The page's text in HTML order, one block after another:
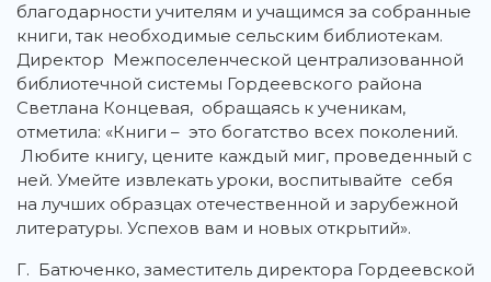
благодарности учителям и учащимся за собранные
книги, так необходимые сельским библиотекам.
Директор Межпоселенческой централизованной
библиотечной системы Гордеевского района
Светлана Концевая, обращаясь к ученикам,
отметила: «Книги – это богатство всех поколений.
Любите книгу, цените каждый миг, проведенный с
ней. Умейте извлекать уроки, воспитывайте себя
на лучших образцах отечественной и зарубежной
литературы. Успехов вам и новых открытий».
Г. Батюченко, заместитель директора Гордеевской